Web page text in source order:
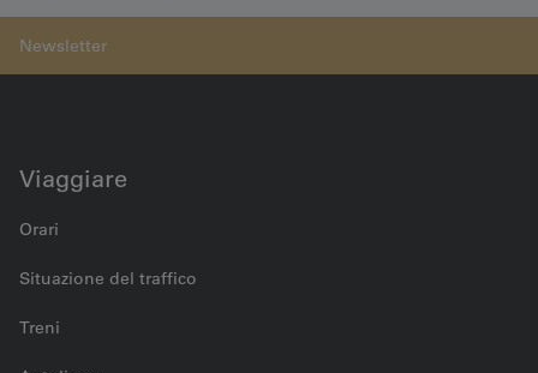
Viaggiare
Orari
Situazione del traffico
Treni